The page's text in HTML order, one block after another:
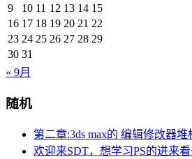
9
10 11 12 13 14 15
16 17 18 19 20 21 22
23 24 25 26 27 28 29
30 31
« 9月
随机
第二章:3ds max的 编辑修改器堆
欢迎来SDT，想学习PS的进来看